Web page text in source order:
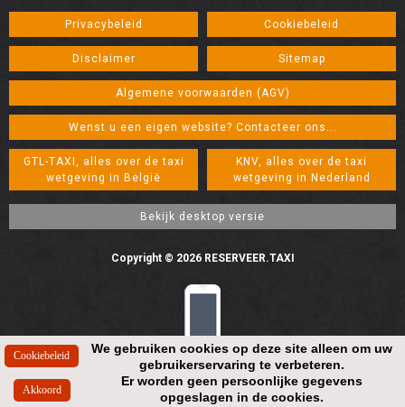
We gebruiken cookies op deze site alleen om uw
gebruikerservaring te verbeteren.
Er worden geen persoonlijke gegevens
opgeslagen in de cookies.
Privacybeleid Cookiebeleid
Disclaimer Sitemap
Algemene voorwaarden (AGV)
Wenst u een eigen website? Contacteer ons...
GTL-TAXI, alles over de taxi
wetgeving in België
KNV, alles over de taxi
wetgeving in Nederland
Copyright © 2026 RESERVEER.TAXI
Resolution: 448*896